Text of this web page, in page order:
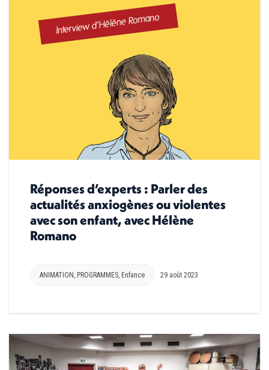
Réponses d’experts : Parler des
actualités anxiogènes ou violentes
avec son enfant, avec Hélène
Romano
ANIMATION , PROGRAMMES, Enfance 29 août 2023